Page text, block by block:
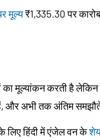
मूल्य₹1,335.30 पर
का मूल्यांकन करती है
और अभी तक अंतिम
लिए हिंदी में एंजेल वन के